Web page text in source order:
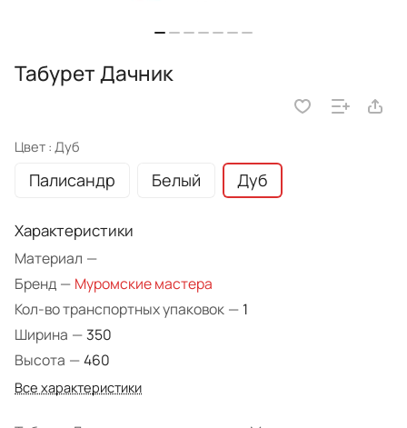
Табурет Дачник
Цвет : Дуб
Палисандр Белый Дуб
Характеристики
Материал —
Бренд — Муромские мастера
Кол-во транспортных упаковок — 1
Ширина — 350
Высота —460
Все характеристики